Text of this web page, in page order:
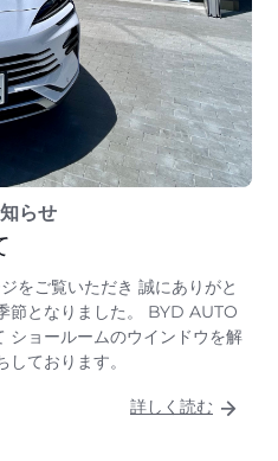
らせ
をご覧いただき 誠にありがと
節となりました。 BYD AUTO
ショールームのウインドウを解
ております。
詳しく読む